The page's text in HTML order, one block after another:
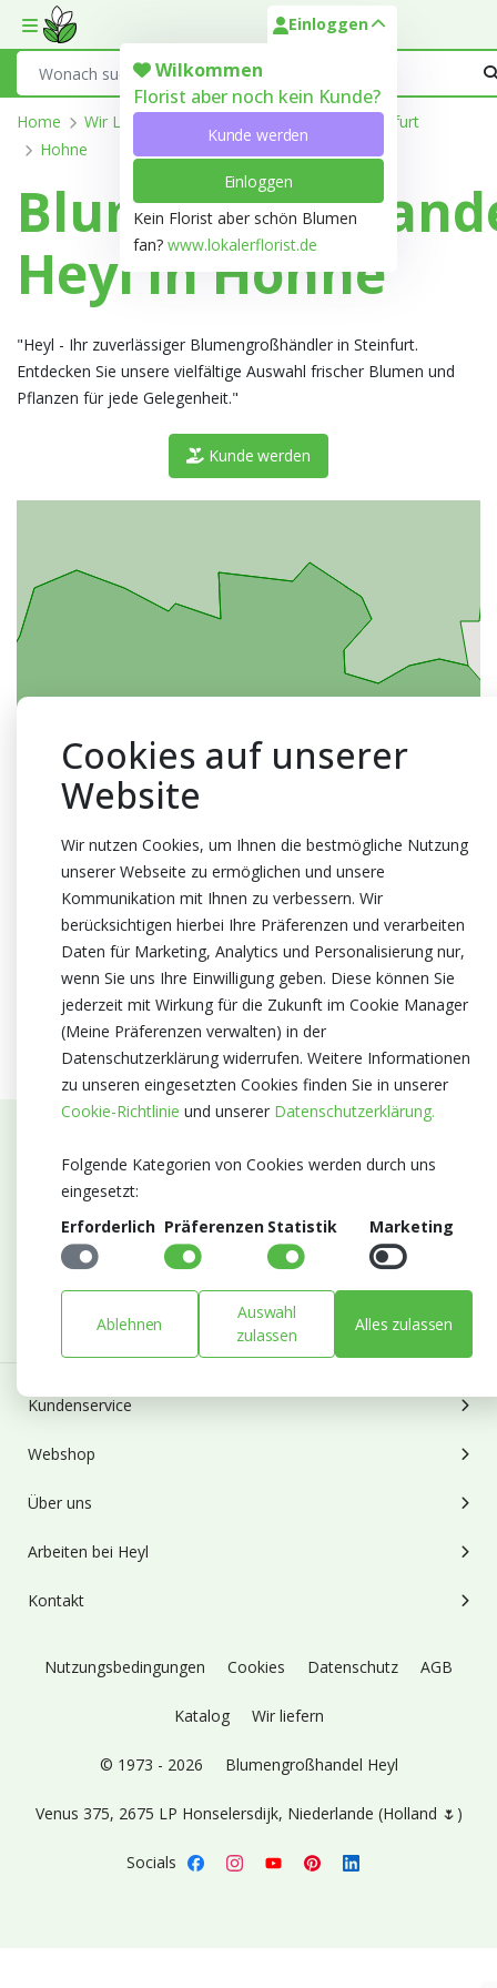
Toggle mobile menu
Einloggen
Wilkommen
Florist aber noch kein Kunde?
Kunde werden
Einloggen
Kein Florist aber schön Blumen
fan? www.lokalerflorist.de
Home Wir Liefern
Steinfurt
Hohne
Heyl in Hohne
"Heyl - Ihr zuverlässiger Blumengroßhändler in Steinfurt.
Entdecken Sie unsere vielfältige Auswahl frischer Blumen und
Pflanzen für jede Gelegenheit."
Kunde werden
Abonnieren Sie unseren Newsletter
Bleiben Sie auf dem Laufenden mit Neuigkeiten und
Entwicklungen von Blumengroßhandel Heyl
Kundenservice
Webshop
Über uns
Arbeiten bei Heyl
Kontakt
Nutzungsbedingungen Cookies Datenschutz AGB
Katalog Wir liefern
© 1973 - 2026 Blumengroßhandel Heyl
Venus 375, 2675 LP Honselersdijk, Niederlande (Holland 🌷)
Socials
Cookies auf unserer
Website
Wir nutzen Cookies, um Ihnen die bestmögliche Nutzung
unserer Webseite zu ermöglichen und unsere
Kommunikation mit Ihnen zu verbessern. Wir
berücksichtigen hierbei Ihre Präferenzen und verarbeiten
Daten für Marketing, Analytics und Personalisierung nur,
wenn Sie uns Ihre Einwilligung geben. Diese können Sie
jederzeit mit Wirkung für die Zukunft im Cookie Manager
(Meine Präferenzen verwalten) in der
Datenschutzerklärung widerrufen. Weitere Informationen
zu unseren eingesetzten Cookies finden Sie in unserer
Cookie-Richtlinie und unserer Datenschutzerklärung.
Folgende Kategorien von Cookies werden durch uns
eingesetzt:
Erforderlich Präferenzen Statistik Marketing
Ablehnen
Auswahl
zulassen
Alles zulassen